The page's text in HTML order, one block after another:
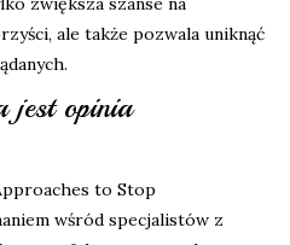
ale także pozwala uniknąć
opinia
to Stop
wśród specjalistów z